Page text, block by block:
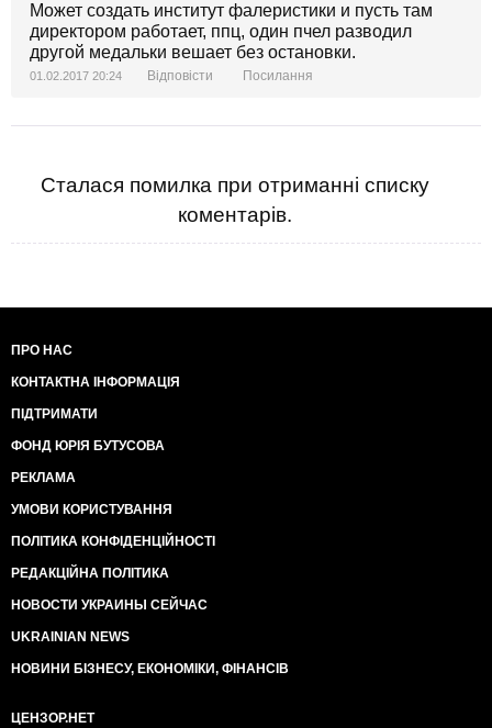
Может создать институт фалеристики и пусть там
директором работает, ппц, один пчел разводил
другой медальки вешает без остановки.
01.02.2017 20:24 Відповісти Посилання
Сталася помилка при отриманні списку
коментарів.
ПРО НАС
КОНТАКТНА ІНФОРМАЦІЯ
ПІДТРИМАТИ
ФОНД ЮРІЯ БУТУСОВА
РЕКЛАМА
УМОВИ КОРИСТУВАННЯ
ПОЛІТИКА КОНФІДЕНЦІЙНОСТІ
РЕДАКЦІЙНА ПОЛІТИКА
НОВОСТИ УКРАИНЫ СЕЙЧАС
UKRAINIAN NEWS
НОВИНИ БІЗНЕСУ, ЕКОНОМІКИ, ФІНАНСІВ
ЦЕНЗОР.НЕТ